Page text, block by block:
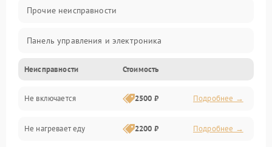
Прочие неисправности
Панель управления и электроника
Дверца и корпус
Механика и внутренние элементы
Механические повреждения
Неисправности Стоимость
Не включается 2500 ₽ Подробнее →
Не нагревает еду 2200 ₽ Подробнее →